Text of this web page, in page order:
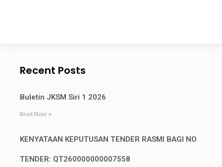
Recent Posts
Buletin JKSM Siri 1 2026
Read More »
KENYATAAN KEPUTUSAN TENDER RASMI BAGI NO
TENDER: QT260000000007558